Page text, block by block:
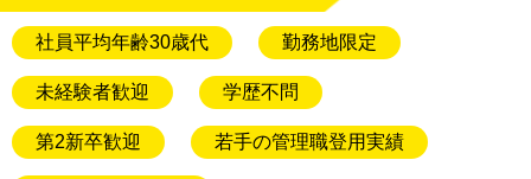
社員平均年齢30歳代 勤務地限定
未経験者歓迎 学歴不問
第2新卒歓迎 若手の管理職登用実績